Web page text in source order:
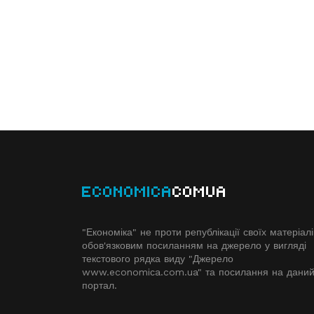
ECONOMICACOMUA
"Економіка" не проти републікації своїх
обов'язковим посиланням на джерело у вигляді
текстового рядка виду "Джерело
www.economiсa.com.ua" та посилання на даний
портал.